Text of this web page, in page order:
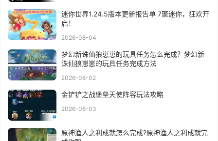
迷你世界1.24.5版本更新报告单 7聚迷你，狂欢开
启！
2026-08-04
梦幻新诛仙狼崽崽的玩具任务怎么完成？梦幻新
诛仙狼崽崽的玩具任务完成方法
2026-08-02
金铲铲之战堡垒天使阵容玩法攻略
2026-08-03
原神渔人之利成就怎么完成?原神渔人之利成就完